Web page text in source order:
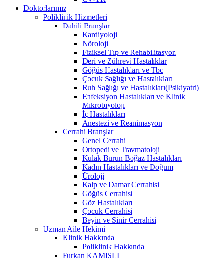
Doktorlarımız
Poliklinik Hizmetleri
Dahili Branşlar
Kardiyoloji
Nöroloji
Fiziksel Tıp ve Rehabilitasyon
Deri ve Zührevi Hastalıklar
Göğüs Hastalıkları ve Tbc
Çocuk Sağlığı ve Hastalıkları
Ruh Sağlığı ve Hastalıkları(Psikiyatri)
Enfeksiyon Hastalıkları ve Klinik
Mikrobiyoloji
İç Hastalıkları
Anestezi ve Reanimasyon
Cerrahi Branşlar
Genel Cerrahi
Ortopedi ve Travmatoloji
Kulak Burun Boğaz Hastalıkları
Kadın Hastalıkları ve Doğum
Üroloji
Kalp ve Damar Cerrahisi
Göğüs Cerrahisi
Göz Hastalıkları
Çocuk Cerrahisi
Beyin ve Sinir Cerrahisi
Uzman Aile Hekimi
Klinik Hakkında
Poliklinik Hakkında
Furkan KAMIŞLI